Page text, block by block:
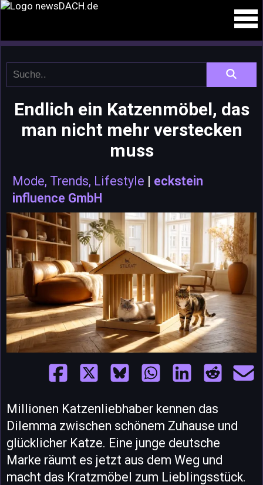
Endlich ein Katzenmöbel, das
man nicht mehr verstecken
muss
Mode, Trends, Lifestyle | eckstein
influence GmbH
Millionen Katzenliebhaber kennen das
Dilemma zwischen schönem Zuhause und
glücklicher Katze. Eine junge deutsche
Marke räumt es jetzt aus dem Weg und
macht das Kratzmöbel zum Lieblingsstück.